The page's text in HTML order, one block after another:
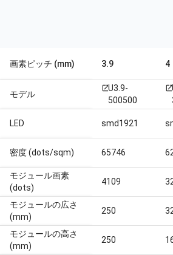
画素ピッチ (mm) 3.9 4
モデル
open_in_newU3.9-
500500
open_in_new
LED smd1921
密度 (dots/sqm) 65746
モジュール画素
(dots)
4109
モジュールの広さ
(mm)
250
モジュールの高さ
(mm)
250